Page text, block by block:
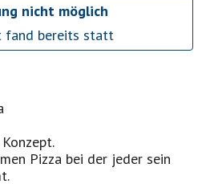
nicht möglich
fand bereits statt
Pizza bei der jeder sein